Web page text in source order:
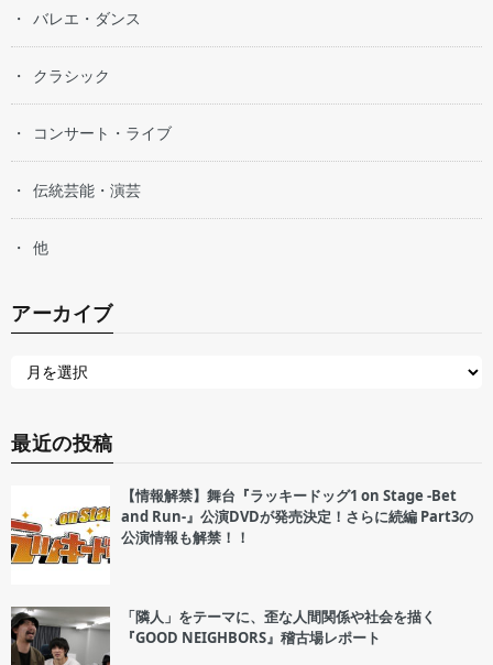
バレエ・ダンス
クラシック
コンサート・ライブ
伝統芸能・演芸
他
アーカイブ
最近の投稿
【情報解禁】舞台『ラッキードッグ1 on Stage -Bet
and Run-』公演DVDが発売決定！さらに続編 Part3の
公演情報も解禁！！
「隣人」をテーマに、歪な人間関係や社会を描く
『GOOD NEIGHBORS』稽古場レポート